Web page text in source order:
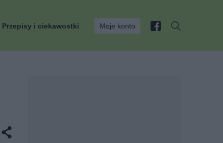
Przepisy i ciekawostki Moje konto